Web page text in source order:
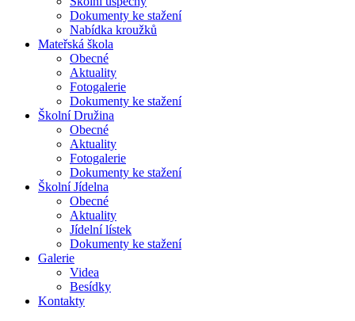
Dokumenty ke stažení
Nabídka kroužků
Mateřská škola
Obecné
Aktuality
Fotogalerie
Dokumenty ke stažení
ŠkolníDružina
Obecné
Aktuality
Fotogalerie
Dokumenty ke stažení
ŠkolníJídelna
Obecné
Aktuality
Jídelní lístek
Dokumenty ke stažení
Galerie
Videa
Besídky
Kontakty